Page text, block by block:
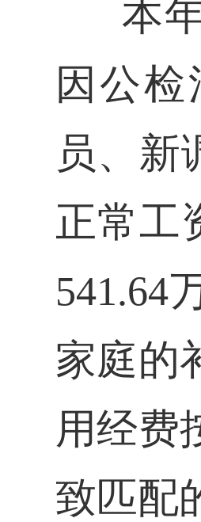
本
因公
员、新
正常工
541.64
家庭的
用经费
致匹配